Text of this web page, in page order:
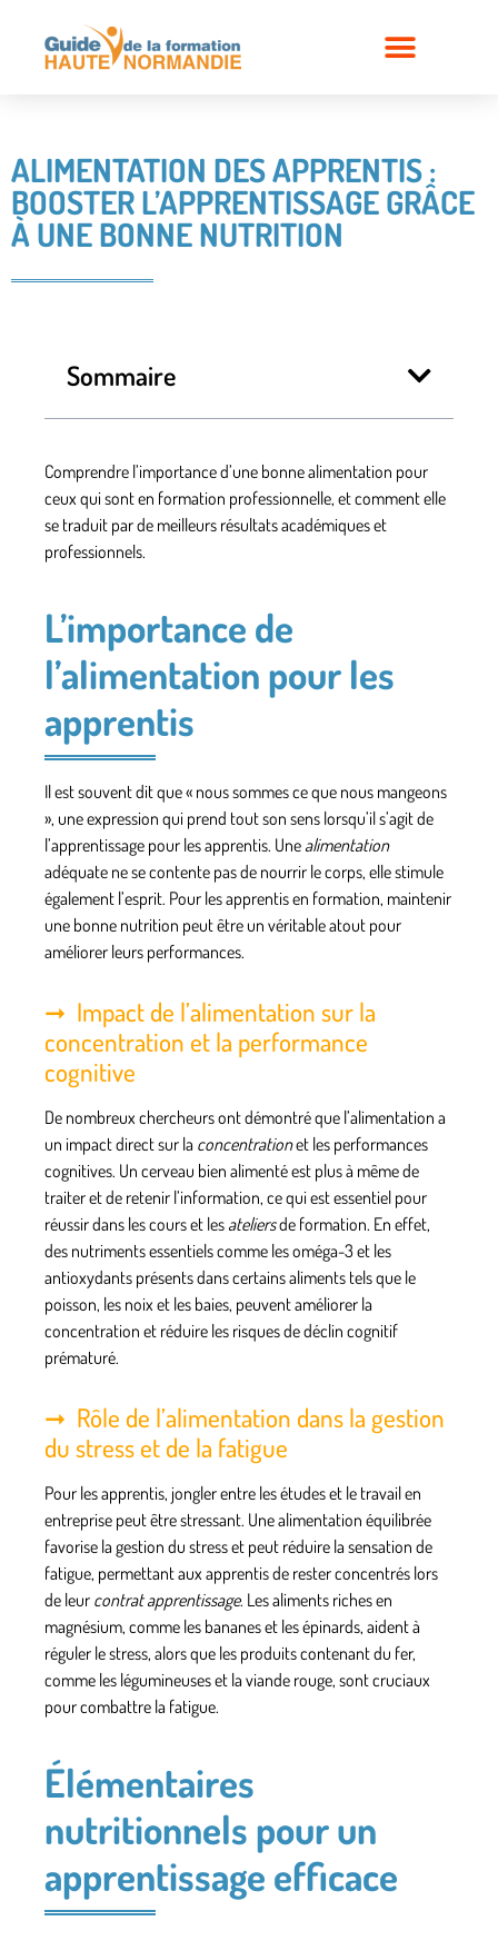
ALIMENTATION DES APPRENTIS :
BOOSTER L’APPRENTISSAGE GRÂCE
À UNE BONNE NUTRITION
Sommaire
Comprendre l’importance d’une bonne alimentation pour
ceux qui sont en formation professionnelle, et comment elle
se traduit par de meilleurs résultats académiques et
professionnels.
L’importance de
l’alimentation pour les
apprentis
Il est souvent dit que « nous sommes ce que nous mangeons
», une expression qui prend tout son sens lorsqu’il s’agit de
l’apprentissage pour lesapprentis. Une alimentation
adéquate ne se contente pas de nourrir le corps, elle stimule
également l’esprit. Pour les apprentis en formation, maintenir
une bonne nutrition peut être un véritable atout pour
améliorer leurs performances.
Impact de l’alimentation sur la
concentration et la performance
cognitive
De nombreux chercheurs ont démontré que l’alimentation a
un impact direct sur la concentrationet les performances
cognitives. Un cerveau bien alimenté est plus à même de
traiter et de retenir l’information, ce qui est essentiel pour
réussir dans les cours et les ateliersde formation. En effet,
des nutriments essentiels comme les oméga-3 et les
antioxydants présents dans certains aliments tels que le
poisson, les noix et les baies, peuvent améliorer la
concentration et réduire les risques de déclin cognitif
prématuré.
Rôle de l’alimentation dans la gestion
du stress et de la fatigue
Pour lesapprentis, jongler entre les études et le travail en
entreprise peut être stressant. Une alimentation équilibrée
favorise la gestion du stress et peut réduire la sensation de
fatigue, permettant aux apprentis de rester concentrés lors
de leur contrat apprentissage. Les aliments riches en
magnésium, comme les bananes et les épinards, aident à
réguler le stress, alors que les produits contenant du fer,
comme les légumineuses et la viande rouge, sont cruciaux
pour combattre la fatigue.
Élémentaires
nutritionnels pour un
apprentissage efficace